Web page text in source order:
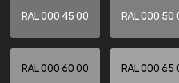
RAL 000 45 00 RAL 000 50
RAL 000 60 00 RAL 000 65